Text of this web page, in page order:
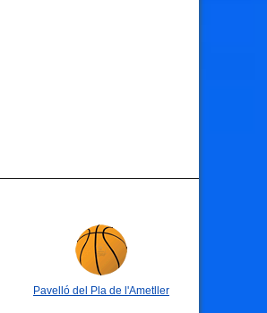
Pavelló del Pla de l'Ametller